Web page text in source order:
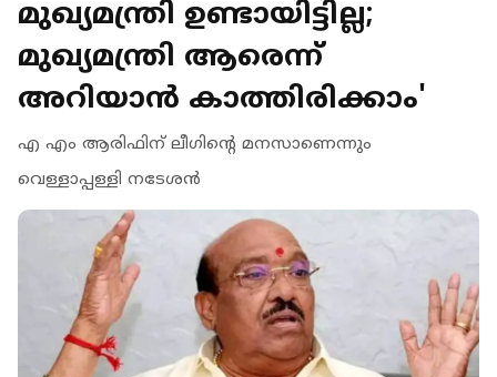
മുഖ്യമന്ത്രി ഉണ്ടായിട്ടില്ല;
മുഖ്യമന്ത്രി ആരെന്ന്
അറിയാൻ കാത്തിരിക്കാം'
എ എം ആരിഫിന് ലീഗിന്റെ മനസാണെന്നും
വെള്ളാപ്പള്ളി നടേശന്‍